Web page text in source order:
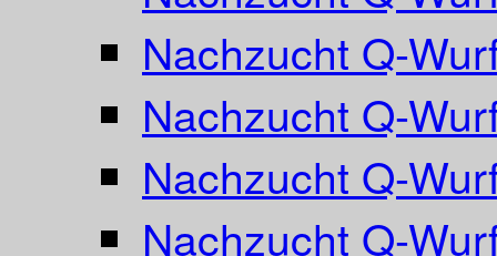
Nachzucht Q-
Nachzucht Q-
Nachzucht Q-
Nachzucht Q-